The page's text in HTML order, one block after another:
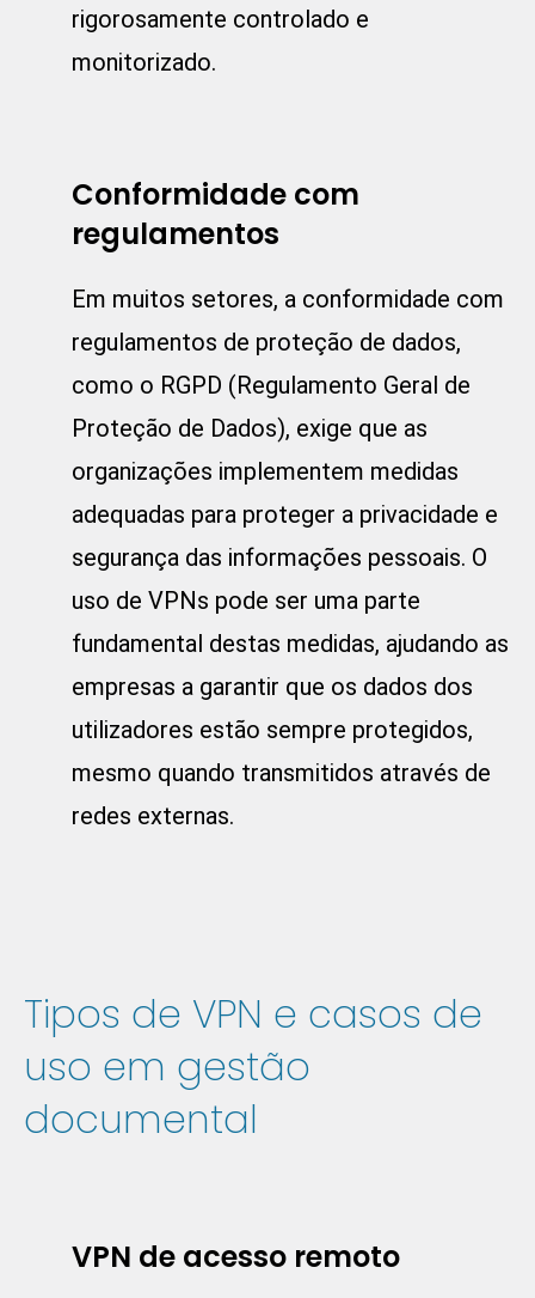
rigorosamente controlado e
monitorizado.
Conformidade com
regulamentos
Em muitos setores, a conformidade com
regulamentos de proteção de dados,
como o RGPD (Regulamento Geral de
Proteção de Dados), exige que as
organizações implementem medidas
adequadas para proteger a privacidade e
segurança das informações pessoais. O
uso de VPNs pode ser uma parte
fundamental destas medidas, ajudando as
empresas a garantir que os dados dos
utilizadores estão sempre protegidos,
mesmo quando transmitidos através de
redes externas.
Tipos de VPN e casos de
uso em gestão
documental
VPN de acesso remoto